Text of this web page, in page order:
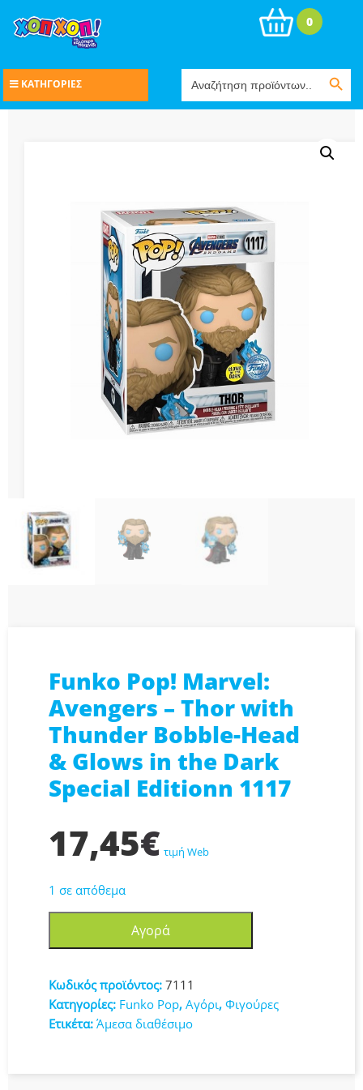
for:
Search Button
0
ΚΑΤΗΓΟΡΙΕΣ
Funko Pop! Marvel:
Avengers – Thor with
Thunder Bobble-Head
& Glows in the Dark
Special Editionn 1117
17,45€ τιμή Web
1 σε απόθεμα
Avengers
-
Thor
Bobble-
Αγορά
Κωδικός προϊόντος: 7111
Κατηγορίες: Funko Pop, Αγόρι, Φιγούρες
Ετικέτα: Άμεσα διαθέσιμο